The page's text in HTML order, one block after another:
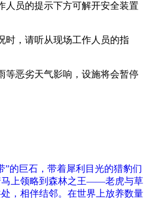
人员的提示下方可解开安全装置
时，请听从现场工作人员的指
等恶劣天气影响，设施将会暂停
”的巨石，带着犀利目光的猎豹们
马上领略到森林之王——老虎与草
，相伴结邻。在世界上放养数量